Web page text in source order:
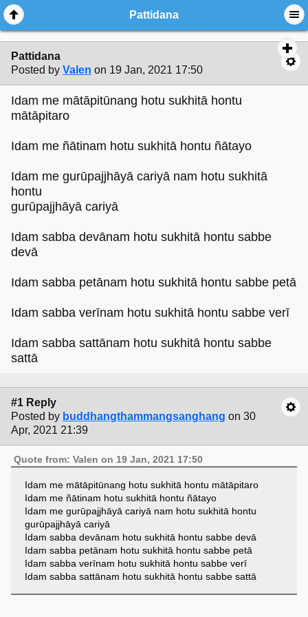
Pattidana
Pattidana
Posted by Valen on 19 Jan, 2021 17:50
Idam me mātāpitūnang hotu sukhitā hontu
mātāpitaro
Idam me ñātinam hotu sukhitā hontu ñātayo
Idam me gurūpajjhāyā cariyā nam hotu sukhitā
hontu
gurūpajjhāyā cariyā
Idam sabba devānam hotu sukhitā hontu sabbe
devā
Idam sabba petānam hotu sukhitā hontu sabbe petā
Idam sabba verīnam hotu sukhitā hontu sabbe verī
Idam sabba sattānam hotu sukhitā hontu sabbe
sattā
#1 Reply
Posted by buddhangthammangsanghang on 30
Apr, 2021 21:39
Quote from: Valen on 19 Jan, 2021 17:50
Idam me mātāpitūnang hotu sukhitā hontu mātāpitaro
Idam me ñātinam hotu sukhitā hontu ñātayo
Idam me gurūpajjhāyā cariyā nam hotu sukhitā hontu
gurūpajjhāyā cariyā
Idam sabba devānam hotu sukhitā hontu sabbe devā
Idam sabba petānam hotu sukhitā hontu sabbe petā
Idam sabba verīnam hotu sukhitā hontu sabbe verī
Idam sabba sattānam hotu sukhitā hontu sabbe sattā